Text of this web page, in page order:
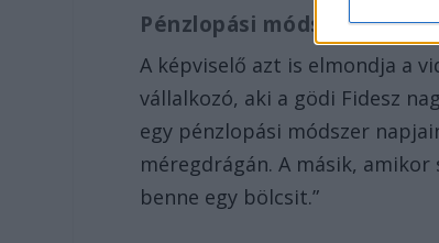
Pénzlopási módszer
A képviselő azt is elmondja a
vállalkozó, aki a gödi Fidesz
egy pénzlopási módszer
méregdrágán. A másik,
benne egy bölcsit.”